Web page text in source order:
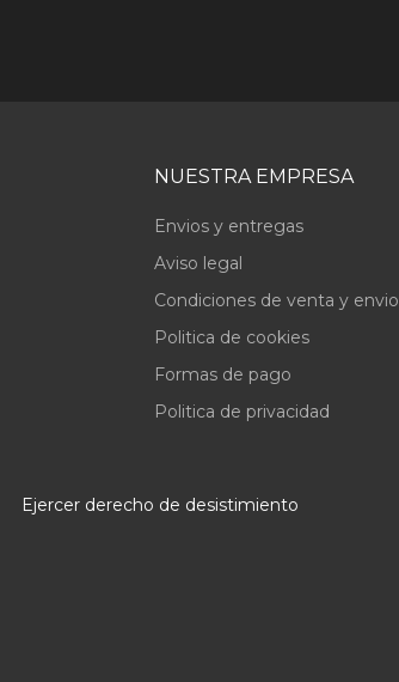
NUESTRA EMPRESA
Envios y entregas
Aviso legal
Condiciones de venta y envio
Politica de cookies
Formas de pago
Politica de privacidad
Ejercer derecho de desistimiento